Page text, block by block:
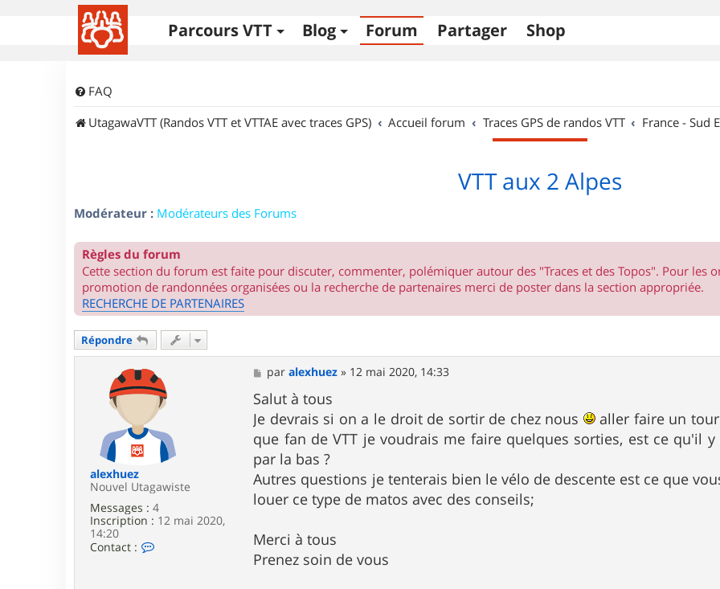
Parcours VTT Blog Forum Partager Shop
FAQ
UtagawaVTT (Randos VTT et VTTAE avec traces GPS)
Accueil forum Traces GPS de randos VTT France - Sud
VTT aux 2 Alpes
Modérateur : Modérateurs des Forums
Règles du forum
Cette section du forum est faite pour discuter, commenter, polémiquer autour des "Traces et des Topos". Pour les
promotion de randonnées organisées ou la recherche de partenaires merci de poster dans la section appropriée.
RECHERCHE DE PARTENAIRES
Répondre
alexhuez
Nouvel Utagawiste
Messages : 4
Inscription : 12 mai 2020,
14:20
Contact :
M
e
s
s
a
g
e
paralexhuez » 12 mai 2020, 14:33
Salut à tous
Je devrais si on a le droit de sortir de chez nous
aller faire un tour
que fan de VTT je voudrais me faire quelques sorties, est ce qu'il
par la bas ?
Autres questions je tenterais bien le vélo de descente est ce que
louer ce type de matos avec des conseils;
Merci à tous
Prenez soin de vous